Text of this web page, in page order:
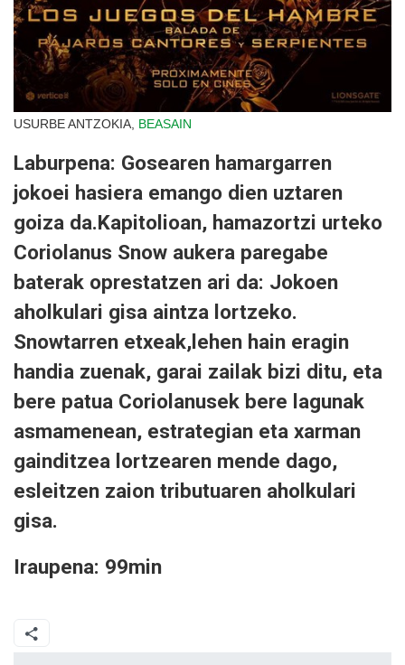
USURBE ANTZOKIA, BEASAIN
Laburpena: Gosearen hamargarren
jokoei hasiera emango dien uztaren
goiza da.Kapitolioan, hamazortzi urteko
Coriolanus Snow aukera paregabe
baterak oprestatzen ari da: Jokoen
aholkulari gisa aintza lortzeko.
Snowtarren etxeak,lehen hain eragin
handia zuenak, garai zailak bizi ditu, eta
bere patua Coriolanusek bere lagunak
asmamenean, estrategian eta xarman
gainditzea lortzearen mende dago,
esleitzen zaion tributuaren aholkulari
gisa.
Iraupena: 99min